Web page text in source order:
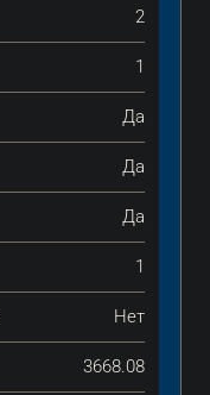
2
1
Да
Да
Да
1
Нет
3668.08